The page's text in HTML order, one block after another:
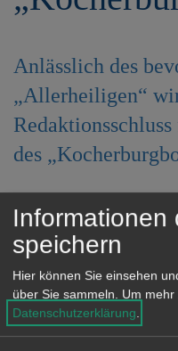
Anlässlich des
„Allerheiligen“
des
Montag, 31.
vorverlegt!
Die Zustellung
erfolgt am
Informationen
speichern
Hier können Sie einsehen
über Sie sammeln. Um
Datenschutzerklärung.